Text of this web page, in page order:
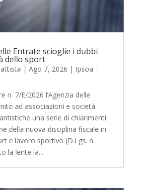
Entrate scioglie i dubbi
dello sport
| Ago 7, 2026 | Ipsoa -
n. 7/E/2026 l’Agenzia delle
ad associazioni e società
una serie di chiarimenti
della nuova disciplina fiscale in
e lavoro sportivo (D.Lgs. n.
la lente la...